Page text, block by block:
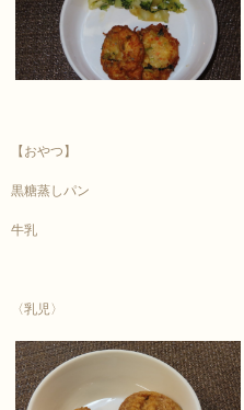
【おやつ】
黒糖蒸しパン
牛乳
〈乳児〉